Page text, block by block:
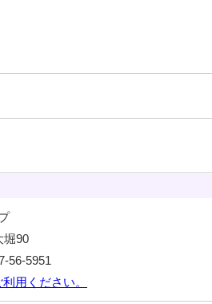
堀90
56-5951
用ください。